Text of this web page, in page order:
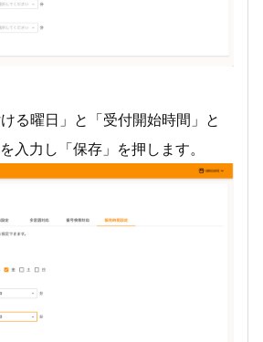
る曜日」と「受付開始時間」と
⼊⼒し「保存」を押します。